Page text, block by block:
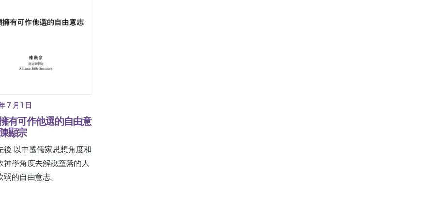
7 月 1 日
有可作他選的自由意
顯宗
後 以中國儒家思想角度和
神學角度去解說墮落的人
的自由意志。